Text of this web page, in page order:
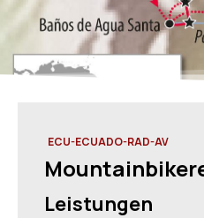
ECU-ECUADO-RAD-AV
Leistungen